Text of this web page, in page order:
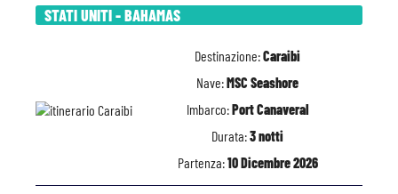
STATI UNITI - BAHAMAS
Destinazione:Caraibi
Nave:MSC Seashore
Imbarco:Port Canaveral
Durata:3 notti
Partenza:10 Dicembre 2026